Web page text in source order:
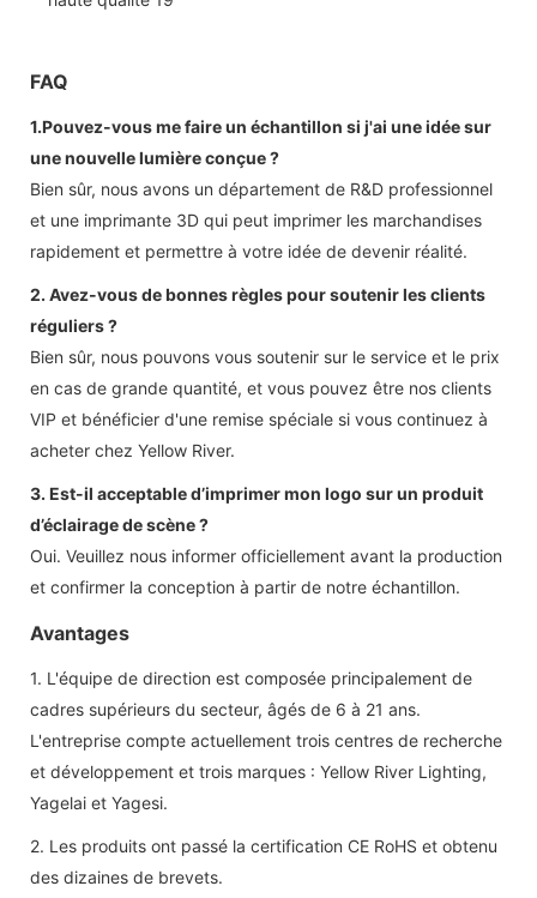
FAQ
1.Pouvez-vous me faire un échantillon si j'ai une idée sur
une nouvelle lumière conçue ?
Bien sûr, nous avons un département de R&D professionnel
et une imprimante 3D qui peut imprimer les marchandises
rapidement et permettre à votre idée de devenir réalité.
2. Avez-vous de bonnes règles pour soutenir les clients
réguliers ?
Bien sûr, nous pouvons vous soutenir sur le service et le prix
en cas de grande quantité, et vous pouvez être nos clients
VIP et bénéficier d'une remise spéciale si vous continuez à
acheter chez Yellow River.
3. Est-il acceptable d’imprimer mon logo sur un produit
d’éclairage de scène ?
Oui. Veuillez nous informer officiellement avant la production
et confirmer la conception à partir de notre échantillon.
Avantages
1. L'équipe de direction est composée principalement de
cadres supérieurs du secteur, âgés de 6 à 21 ans.
L'entreprise compte actuellement trois centres de recherche
et développement et trois marques : Yellow River Lighting,
Yagelai et Yagesi.
2. Les produits ont passé la certification CE RoHS et obtenu
des dizaines de brevets.